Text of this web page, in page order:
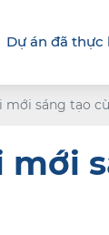
Dự án đã thực
mới sáng tạo